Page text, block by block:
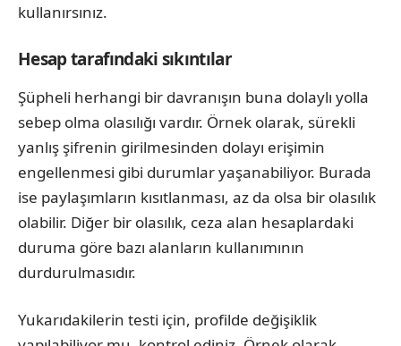
kullanırsınız.
Hesap tarafındaki sıkıntılar
Şüpheli herhangi bir davranışın buna dolaylı yolla
sebep olma olasılığı vardır. Örnek olarak, sürekli
yanlış şifrenin girilmesinden dolayı erişimin
engellenmesi gibi durumlar yaşanabiliyor. Burada
ise paylaşımların kısıtlanması, az da olsa bir olasılık
olabilir. Diğer bir olasılık, ceza alan hesaplardaki
duruma göre bazı alanların kullanımının
durdurulmasıdır.
Yukarıdakilerin testi için, profilde değişiklik